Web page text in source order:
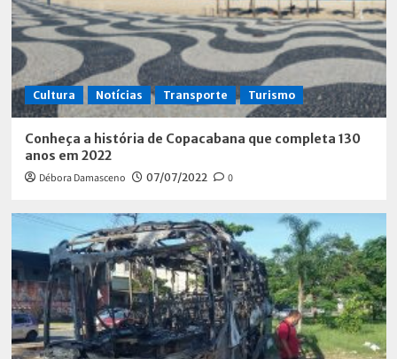
Cultura Notícias Transporte Turismo
Conheça a história de Copacabana que completa 130
anos em 2022
Débora Damasceno 07/07/2022 0